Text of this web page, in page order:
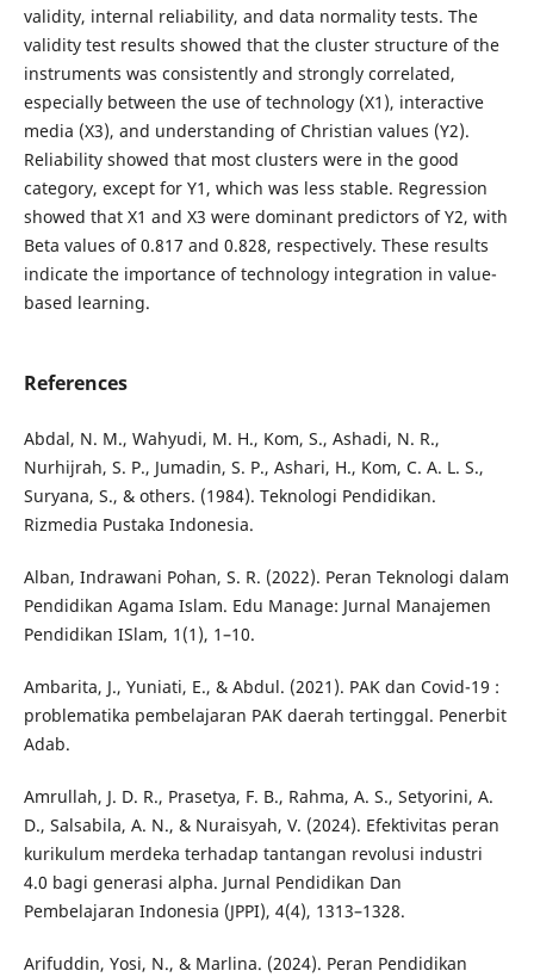
validity, internal reliability, and data normality tests. The
validity test results showed that the cluster structure of the
instruments was consistently and strongly correlated,
especially between the use of technology (X1), interactive
media (X3), and understanding of Christian values (Y2).
Reliability showed that most clusters were in the good
category, except for Y1, which was less stable. Regression
showed that X1 and X3 were dominant predictors of Y2, with
Beta values of 0.817 and 0.828, respectively. These results
indicate the importance of technology integration in value-
based learning.
References
Abdal, N. M., Wahyudi, M. H., Kom, S., Ashadi, N. R.,
Nurhijrah, S. P., Jumadin, S. P., Ashari, H., Kom, C. A. L. S.,
Suryana, S., & others. (1984). Teknologi Pendidikan.
Rizmedia Pustaka Indonesia.
Alban, Indrawani Pohan, S. R. (2022). Peran Teknologi dalam
Pendidikan Agama Islam. Edu Manage: Jurnal Manajemen
Pendidikan ISlam, 1(1), 1–10.
Ambarita, J., Yuniati, E., & Abdul. (2021). PAK dan Covid-19 :
problematika pembelajaran PAK daerah tertinggal. Penerbit
Adab.
Amrullah, J. D. R., Prasetya, F. B., Rahma, A. S., Setyorini, A.
D., Salsabila, A. N., & Nuraisyah, V. (2024). Efektivitas peran
kurikulum merdeka terhadap tantangan revolusi industri
4.0 bagi generasi alpha. Jurnal Pendidikan Dan
Pembelajaran Indonesia (JPPI), 4(4), 1313–1328.
Arifuddin, Yosi, N., & Marlina. (2024). Peran Pendidikan